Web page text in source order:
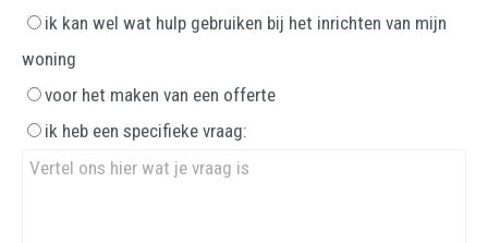
ik kan wel wat hulp gebruiken bij het inrichten van mijn
woning
voor het maken van een offerte
ik heb een specifieke vraag: